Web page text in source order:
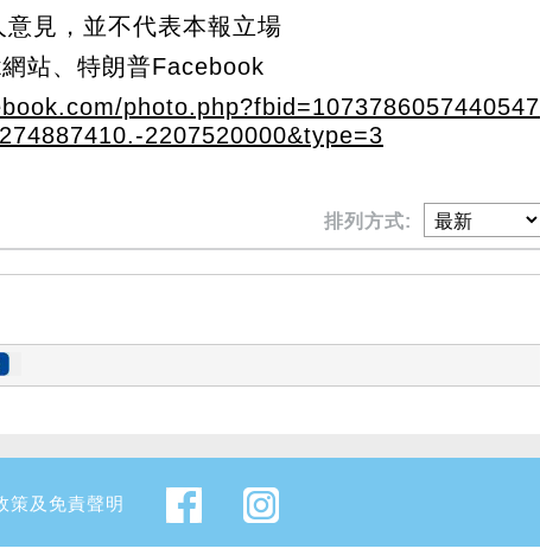
見，並不代表本報立場
站、特朗普Facebook
photo.php?fbid=1073786057440547
2207520000&type=3
排列方式:
策及免責聲明